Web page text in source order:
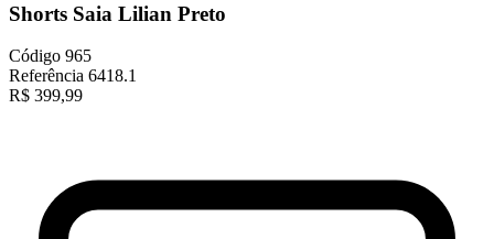
Shorts Saia Lilian Preto
Código 965
Referência 6418.1
R$ 399,99